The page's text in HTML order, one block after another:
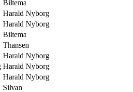
Biltema
Harald Nyborg
Harald Nyborg
Biltema
Thansen
Harald Nyborg
Harald Nyborg
Harald Nyborg
Silvan